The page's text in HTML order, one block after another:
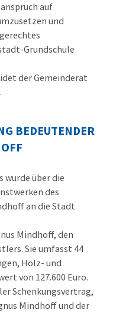
auf
und
Grundschule
der Gemeinderat
BEDEUTENDER
wurde über die
des
an die Stadt
Mindhoff, den
Sie umfasst 44
Holz- und
von 127.600 Euro.
Schenkungsvertrag,
Mindhoff und der